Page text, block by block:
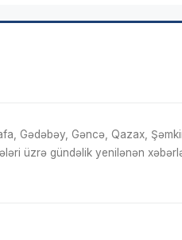
Gədəbəy, Gəncə, Qazax,
üzrə gündəlik yenilənən